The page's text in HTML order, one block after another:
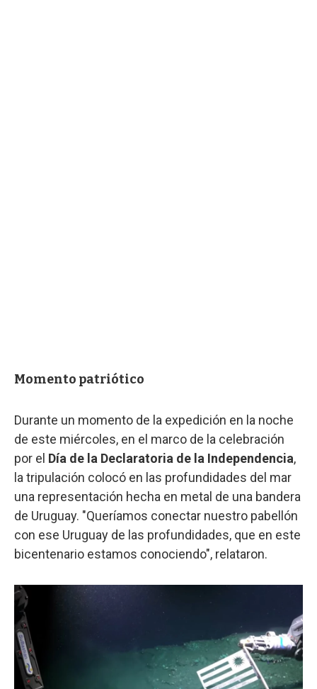
Momento patriótico
Durante un momento de la expedición en la noche
de este miércoles, en el marco de la celebración
por el Día de la Declaratoria de la Independencia,
la tripulación colocó en las profundidades del mar
una representación hecha en metal de una bandera
de Uruguay. "Queríamos conectar nuestro pabellón
con ese Uruguay de las profundidades, que en este
bicentenario estamos conociendo", relataron.